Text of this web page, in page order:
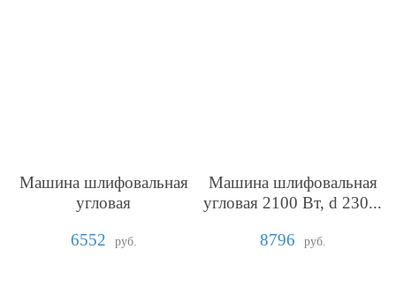
Машина шлифовальная
угловая
6552
руб.
Машина шлифовальная
угловая 2100 Вт, d 230...
8796
руб.